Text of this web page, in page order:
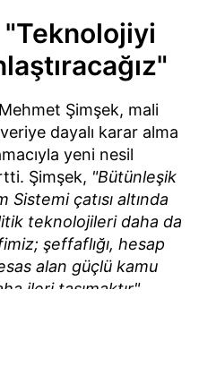
"Teknolojiyi
Şimşek, mali
dayalı karar alma
yeni nesil
Şimşek, "Bütünleşik
çatısı altında
teknolojileri daha da
şeffaflığı, hesap
alan güçlü kamu
ileri taşımaktır"